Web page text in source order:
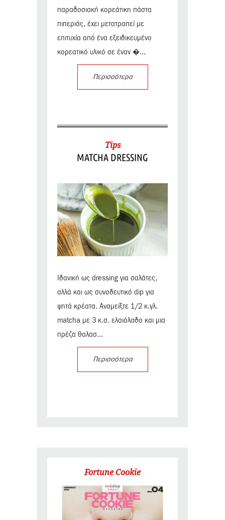
παραδοσιακή κορεάτικη πάστα
πιπεριάς, έχει μετατραπεί με
επιτυχία από ένα εξειδικευμένο
κορεατικό υλικό σε έναν �...
Περισσότερα
Tips
MATCHA DRESSING
Ιδανική ως dressing για σαλάτες,
αλλά και ως συνοδευτικό dip για
ψητά κρέατα. Αναμείξτε 1/2 κ.γλ.
matcha με 3 κ.σ. ελαιόλαδο και μια
πρέζα θαλασ...
Περισσότερα
Fortune Cookie